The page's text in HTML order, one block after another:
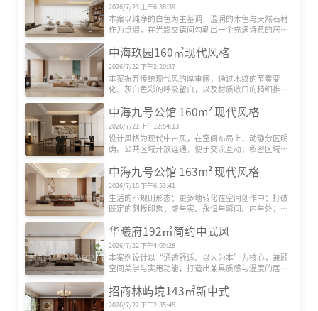
2026/7/23 上午6:38:39
本案以纯净的白色为主基调，温润的木色与天然石材
作为点缀，在光影交错间勾勒出一个充满诗意的居住
驳光影相互交织，每一处细节都蕴藏着当下的温柔与
中海玖园160㎡现代风格
2026/7/22 下午2:20:37
本案摒弃传统现代风的厚重感，通过木纹的节奏变
化、灰白色彩的呼吸留白，以及材质收口的精细推
凝练气质。木不再是装饰元素，而是空间的情绪载
中海九号公馆 160m² 现代风格
2026/7/21 上午12:54:13
设计风格为现代中古风，在空间布局上，动静分区明
确。公共区域开放连通，便于交流互动；私密区域独
色系打底，复古又温馨。材质上鱼骨拼木地板、复古
感。照明采用多层次设计，吊灯、筒灯提供基础照
明，壁灯、台灯作重点照明，灯带营造氛围。软装搭
配复古图案织物，点缀摆件，将现代功能与复古美学
中海九号公馆 163m² 现代风格
2026/7/15 下午6:53:41
生活的不规则形态；更多地转化在空间创作中；打破
既定的刻板印象；虚与实、永恒与瞬间、内与外；所
华曦府192㎡简约中式风
2026/7/22 下午4:09:28
本案例设计以“通透舒适、以人为本”为核心，兼顾
空间美学与实用功能，打造出兼具质感与温度的居住
分区清晰合理。
招商林屿境143㎡新中式
2026/7/22 下午2:35:45